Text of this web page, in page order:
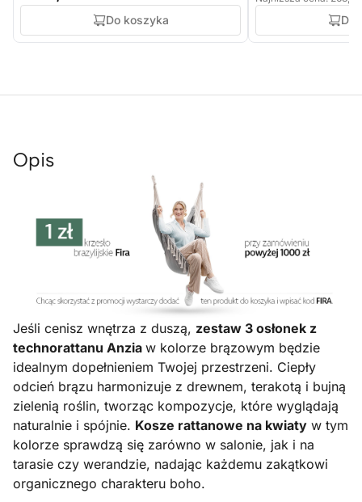
Do koszyka Do
Opis
Jeśli cenisz wnętrza z duszą, zestaw 3 osłonek z
technorattanu Anzia w kolorze brązowym będzie
idealnym dopełnieniem Twojej przestrzeni. Ciepły
odcień brązu harmonizuje z drewnem, terakotą i bujną
zielenią roślin, tworząc kompozycje, które wyglądają
naturalnie i spójnie. Kosze rattanowe na kwiaty w tym
kolorze sprawdzą się zarówno w salonie, jak i na
tarasie czy werandzie, nadając każdemu zakątkowi
organicznego charakteru boho.